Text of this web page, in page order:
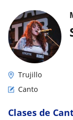
Trujillo
Canto
Clases de